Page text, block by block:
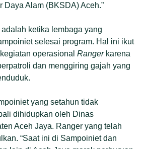
Daya Alam (BKSDA) Aceh.”
ketika lembaga yang
selesai program. Hal ini ikut
operasionalRanger karena
dan menggiring gajah yang
yang setahun tidak
dihidupkan oleh Dinas
Aceh Jaya. Ranger yang telah
“Saat ini di Sampoiniet dan